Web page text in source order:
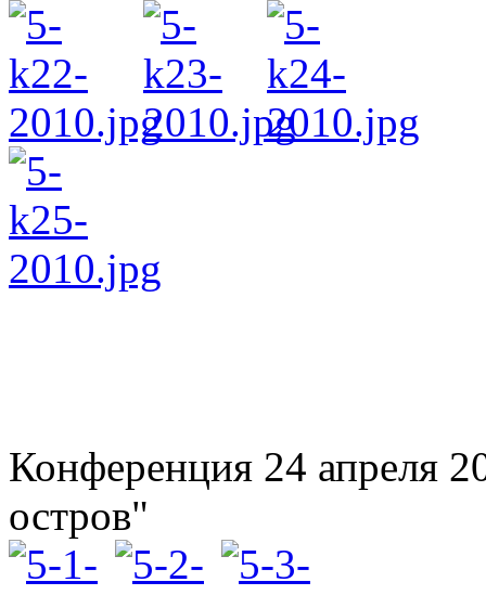
Конференция 24 апреля
остров"